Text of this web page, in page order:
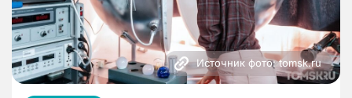
Источник фото: tomsk.ru